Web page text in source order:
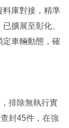
料庫對接，精準
擴展至彰化、
定車輛動態，確
排除無執行實
封45件，在強